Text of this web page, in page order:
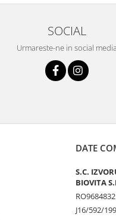
SOCIAL
Urmareste-ne in social media
DATE
S.C.
BIOVITA
RO9684832
J16/592/